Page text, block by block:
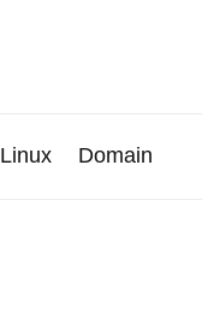
Linux
Domain